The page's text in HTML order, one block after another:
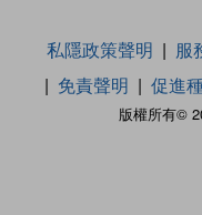
版權所有©
私隱政策聲明 服
免責聲明
促進